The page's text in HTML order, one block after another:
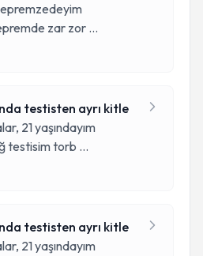
zar zor ...
testisten ayrı kitle
21 yaşındayım
testisim torb ...
testisten ayrı kitle
21 yaşındayım